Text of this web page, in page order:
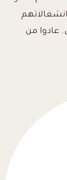
عادوا من